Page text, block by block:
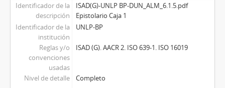
Identificador de la
descripción
ISAD(G)-UNLP BP-DUN_ALM_6.1.5.pdf
Epistolario Caja 1
Identificador de la
institución
UNLP-BP
Reglas y/o
convenciones
usadas
ISAD (G). AACR 2. ISO 639-1. ISO 16019
Nivel de detalle
Completo